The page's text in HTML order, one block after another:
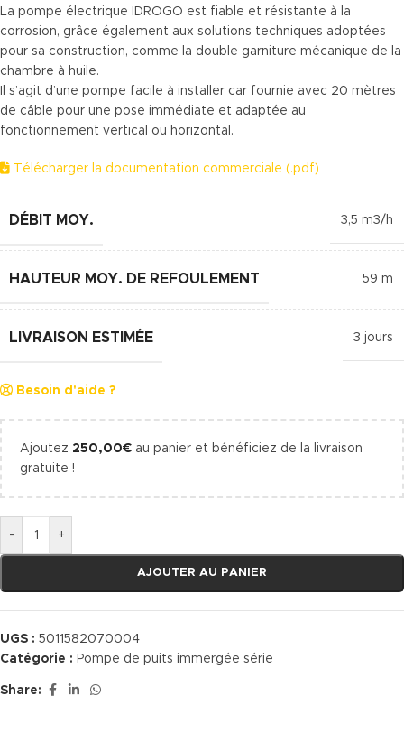
La pompe électrique IDROGO est fiable et résistante à la
corrosion, grâce également aux solutions techniques adoptées
pour sa construction, comme la double garniture mécanique de la
chambre à huile.
Il s’agit d’une pompe facile à installer car fournie avec 20 mètres
de câble pour une pose immédiate et adaptée au
fonctionnement vertical ou horizontal.
Télécharger la documentation commerciale (.pdf)
DÉBIT MOY. 3,5 m3/h
HAUTEUR MOY. DE REFOULEMENT 59 m
LIVRAISON ESTIMÉE 3 jours
Besoin d'aide ?
Ajoutez 250,00€ au panier et bénéficiez de la livraison
gratuite !
- +
AJOUTER AU PANIER
UGS : 5011582070004
Catégorie : Pompe de puits immergée série
Share: